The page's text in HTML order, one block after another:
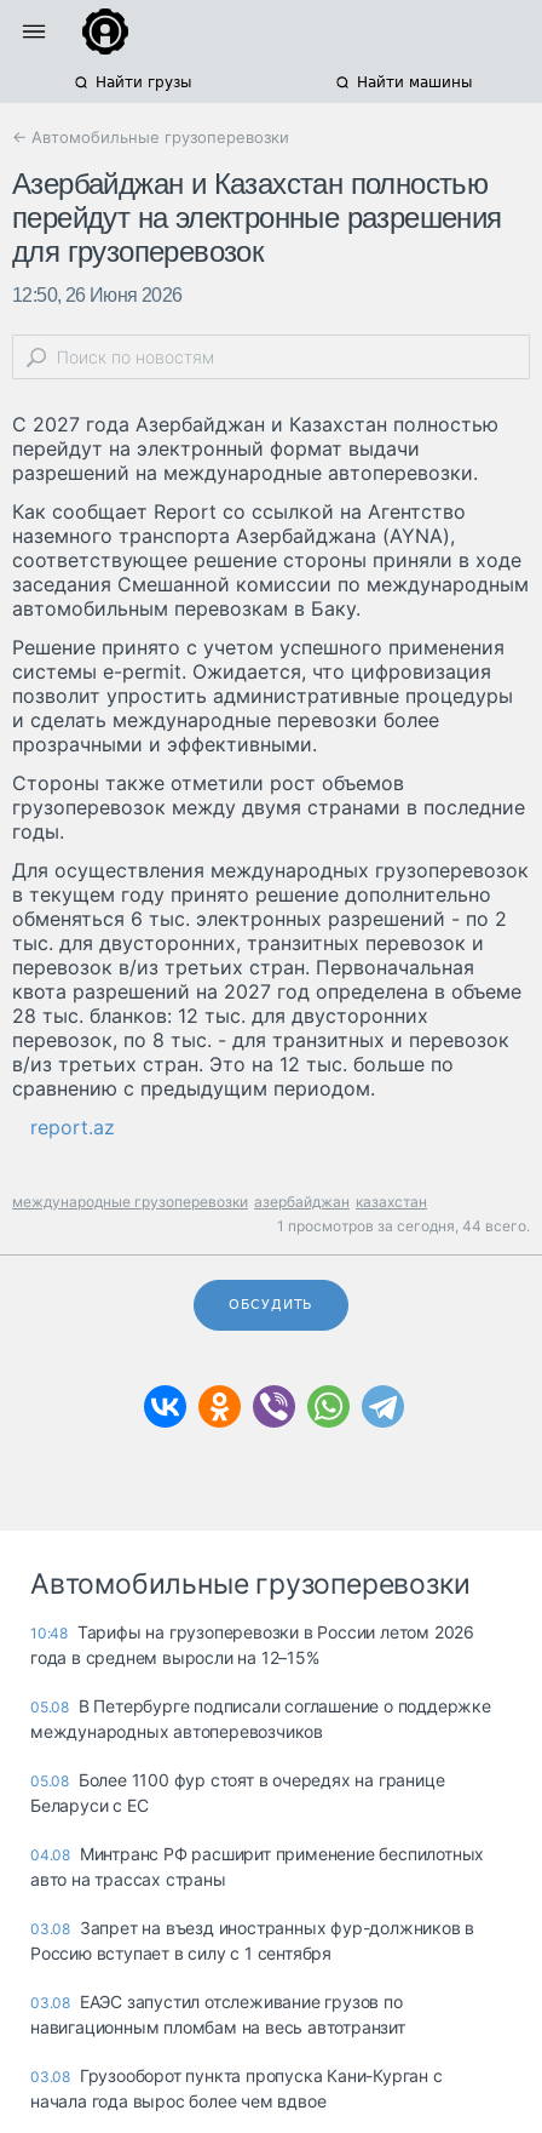
Найти грузы Найти машины
← Автомобильные грузоперевозки
Азербайджан и Казахстан полностью
перейдут на электронные разрешения
для грузоперевозок
12:50, 26 Июня 2026
С 2027 года Азербайджан и Казахстан полностью
перейдут на электронный формат выдачи
разрешений на международные автоперевозки.
Как сообщает Report со ссылкой на Агентство
наземного транспорта Азербайджана (AYNA),
соответствующее решение стороны приняли в ходе
заседания Смешанной комиссии по международным
автомобильным перевозкам в Баку.
Решение принято с учетом успешного применения
системы e-permit. Ожидается, что цифровизация
позволит упростить административные процедуры
и сделать международные перевозки более
прозрачными и эффективными.
Стороны также отметили рост объемов
грузоперевозок между двумя странами в последние
годы.
Для осуществления международных грузоперевозок
в текущем году принято решение дополнительно
обменяться 6 тыс. электронных разрешений - по 2
тыс. для двусторонних, транзитных перевозок и
перевозок в/из третьих стран. Первоначальная
квота разрешений на 2027 год определена в объеме
28 тыс. бланков: 12 тыс. для двусторонних
перевозок, по 8 тыс. - для транзитных и перевозок
в/из третьих стран. Это на 12 тыс. больше по
сравнению с предыдущим периодом.
report.az
международные грузоперевозки азербайджан казахстан
1 просмотров за сегодня, 44 всего.
ОБСУДИТЬ
Автомобильные грузоперевозки
10:48 Тарифы на грузоперевозки в России летом 2026
года в среднем выросли на 12–15%
05.08 В Петербурге подписали соглашение о поддержке
международных автоперевозчиков
05.08 Более 1100 фур стоят в очередях на границе
Беларуси с ЕС
04.08 Минтранс РФ расширит применение беспилотных
авто на трассах страны
03.08 Запрет на въезд иностранных фур-должников в
Россию вступает в силу с 1 сентября
03.08 ЕАЭС запустил отслеживание грузов по
навигационным пломбам на весь автотранзит
03.08 Грузооборот пункта пропуска Кани-Курган с
начала года вырос более чем вдвое